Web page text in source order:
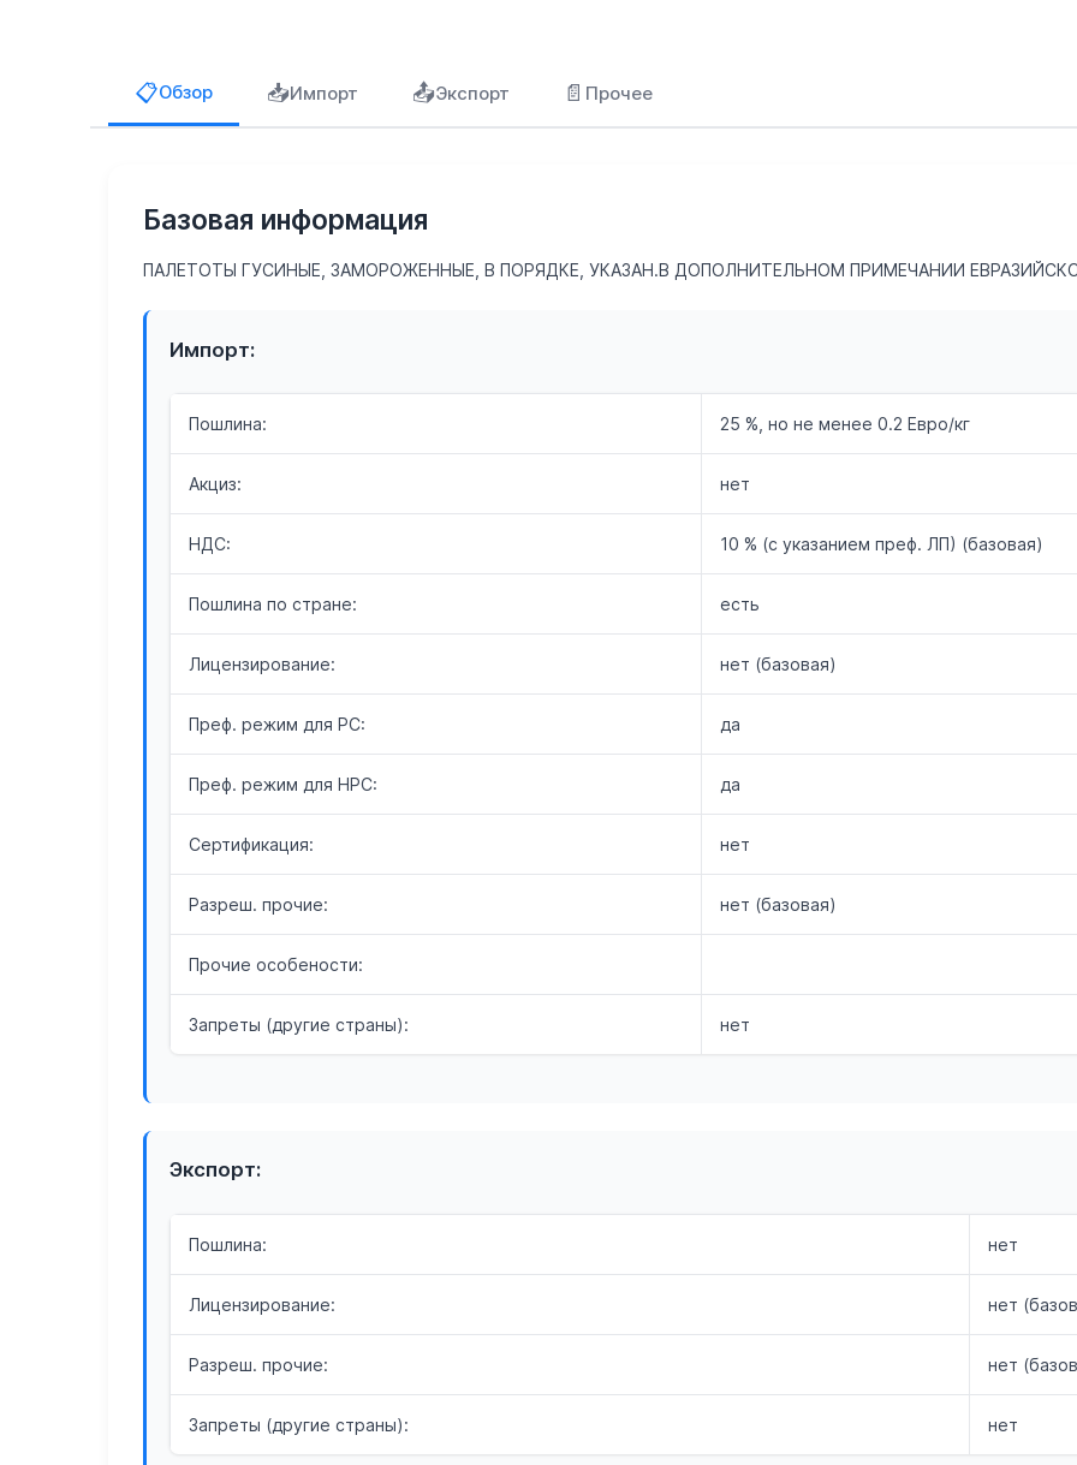
📋Обзор 📥Импорт 📤Экспорт 📄 Прочее
Базовая информация
ПАЛЕТОТЫ ГУСИНЫЕ, ЗАМОРОЖЕННЫЕ, В ПОРЯДКЕ, УКАЗАН.В ДОПОЛНИТЕЛЬНОМ ПРИМЕЧАНИИ
Импорт:
Пошлина: 25 %, но не менее 0.2 Евро/кг
Акциз: нет
НДС: 10 % (с указанием преф. ЛП) (базовая)
Пошлина по стране: есть
Лицензирование: нет (базовая)
Преф. режим для РС: да
Преф. режим для НРС: да
Сертификация: нет
Разреш. прочие: нет (базовая)
Прочие особености:
Запреты (другие страны): нет
Экспорт:
Пошлина: нет
Лицензирование: нет
Разреш. прочие: нет
Запреты (другие страны): нет